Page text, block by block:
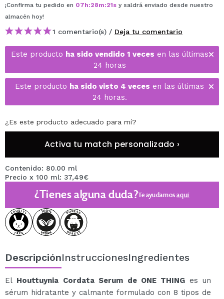
¡Confirma tu pedido en 07h:28m:21s y saldrá enviado desde nuestro
almacén hoy!
1 comentario(s) / Deja tu comentario
Este producto ha sido vendido 1 veces en las últimas
24 horas
Este producto ha sido visto 4 veces en las últimas
24 horas.
¿Es este producto adecuado para mí?
Activa tu match personalizado ›
Contenido: 80.00 ml
Precio x 100 ml: 37,49€
¿Tienes alguna duda?Te ayudamosaquí
DescripciónInstruccionesIngredientes
El Houttuynia Cordata Serum de ONE THING es un
sérum hidratante y calmante formulado con 8 tipos de